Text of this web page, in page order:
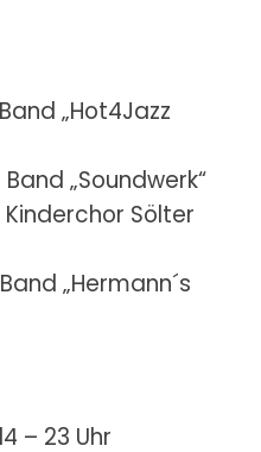
„Hot4Jazz
„Soundwerk“
Sölter
„Hermann´s
– 23 Uhr